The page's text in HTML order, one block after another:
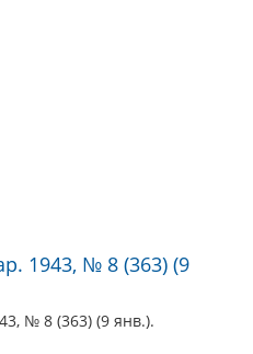
1943, № 8 (363) (9
№ 8 (363) (9 янв.).